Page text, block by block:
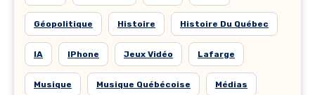
Géopolitique Histoire Histoire Du Québec
IA IPhone Jeux Vidéo Lafarge
Musique Musique Québécoise Médias